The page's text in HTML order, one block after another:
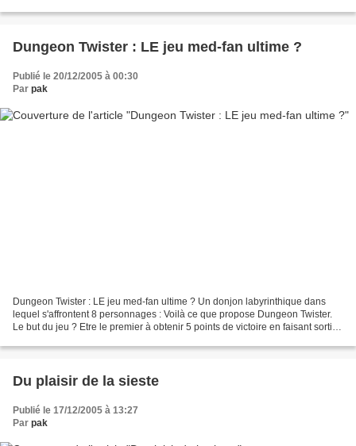
Dungeon Twister : LE jeu med-fan ultime ?
Publié le 20/12/2005 à 00:30
Par pak
Dungeon Twister : LE jeu med-fan ultime ? Un donjon labyrinthique dans
lequel s'affrontent 8 personnages : Voilà ce que propose Dungeon Twister.
Le but du jeu ? Etre le premier à obtenir 5 points de victoire en faisant sortir
Du plaisir de la sieste
Publié le 17/12/2005 à 13:27
Par pak